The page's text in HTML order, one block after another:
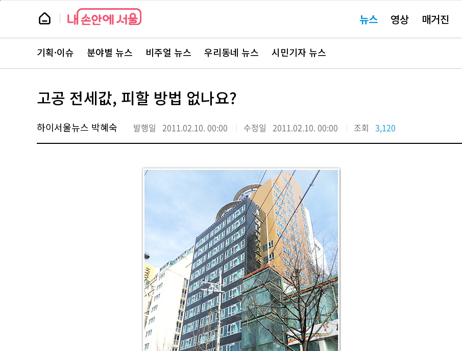
본
뉴
스 요뉴스 영상 매거진
뉴
스
주
서
바
로
기획·이슈 분야별 뉴스 비주얼 뉴스 우리동네 뉴스 시민기자 뉴스
고공 전세값, 피할 방법 없나요?
하이서울뉴스 박혜숙 발행일 2011.02.10. 00:00 수정일 2011.02.10. 00:00 조회 3,120
페